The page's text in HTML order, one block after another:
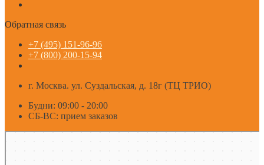
Обратная связь
+7 (495) 151-96-96
+7 (800) 200-15-94
г. Москва. ул. Суздальская, д. 18г (ТЦ ТРИО)
Будни: 09:00 - 20:00
СБ-ВС: прием заказов